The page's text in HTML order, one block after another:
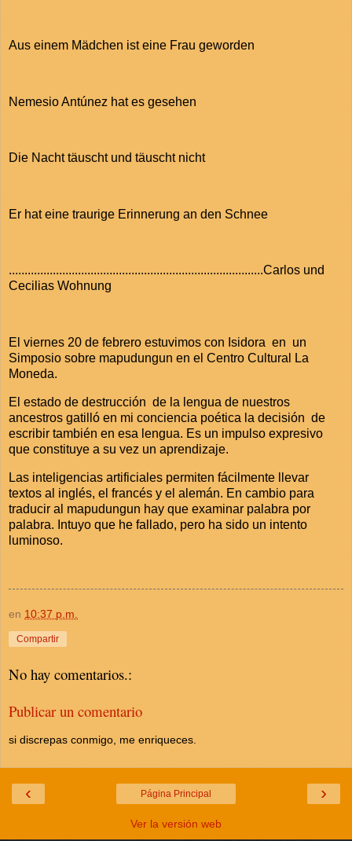
Aus einem Mädchen ist eine Frau geworden
Nemesio Antúnez hat es gesehen
Die Nacht täuscht und täuscht nicht
Er hat eine traurige Erinnerung an den Schnee
.................................................................................Carlos und
Cecilias Wohnung
El viernes 20 de febrero estuvimos con Isidora en un
Simposio sobre mapudungun en el Centro Cultural La
Moneda.
El estado de destrucción de la lengua de nuestros
ancestros gatilló en mi conciencia poética la decisión de
escribir también en esa lengua. Es un impulso expresivo
que constituye a su vez un aprendizaje.
Las inteligencias artificiales permiten fácilmente llevar
textos al inglés, el francés y el alemán. En cambio para
traducir al mapudungun hay que examinar palabra por
palabra. Intuyo que he fallado, pero ha sido un intento
luminoso.
en 10:37 p.m.
Compartir
No hay comentarios.:
Publicar un comentario
si discrepas conmigo, me enriqueces.
‹ ›
Página Principal
Ver la versión web